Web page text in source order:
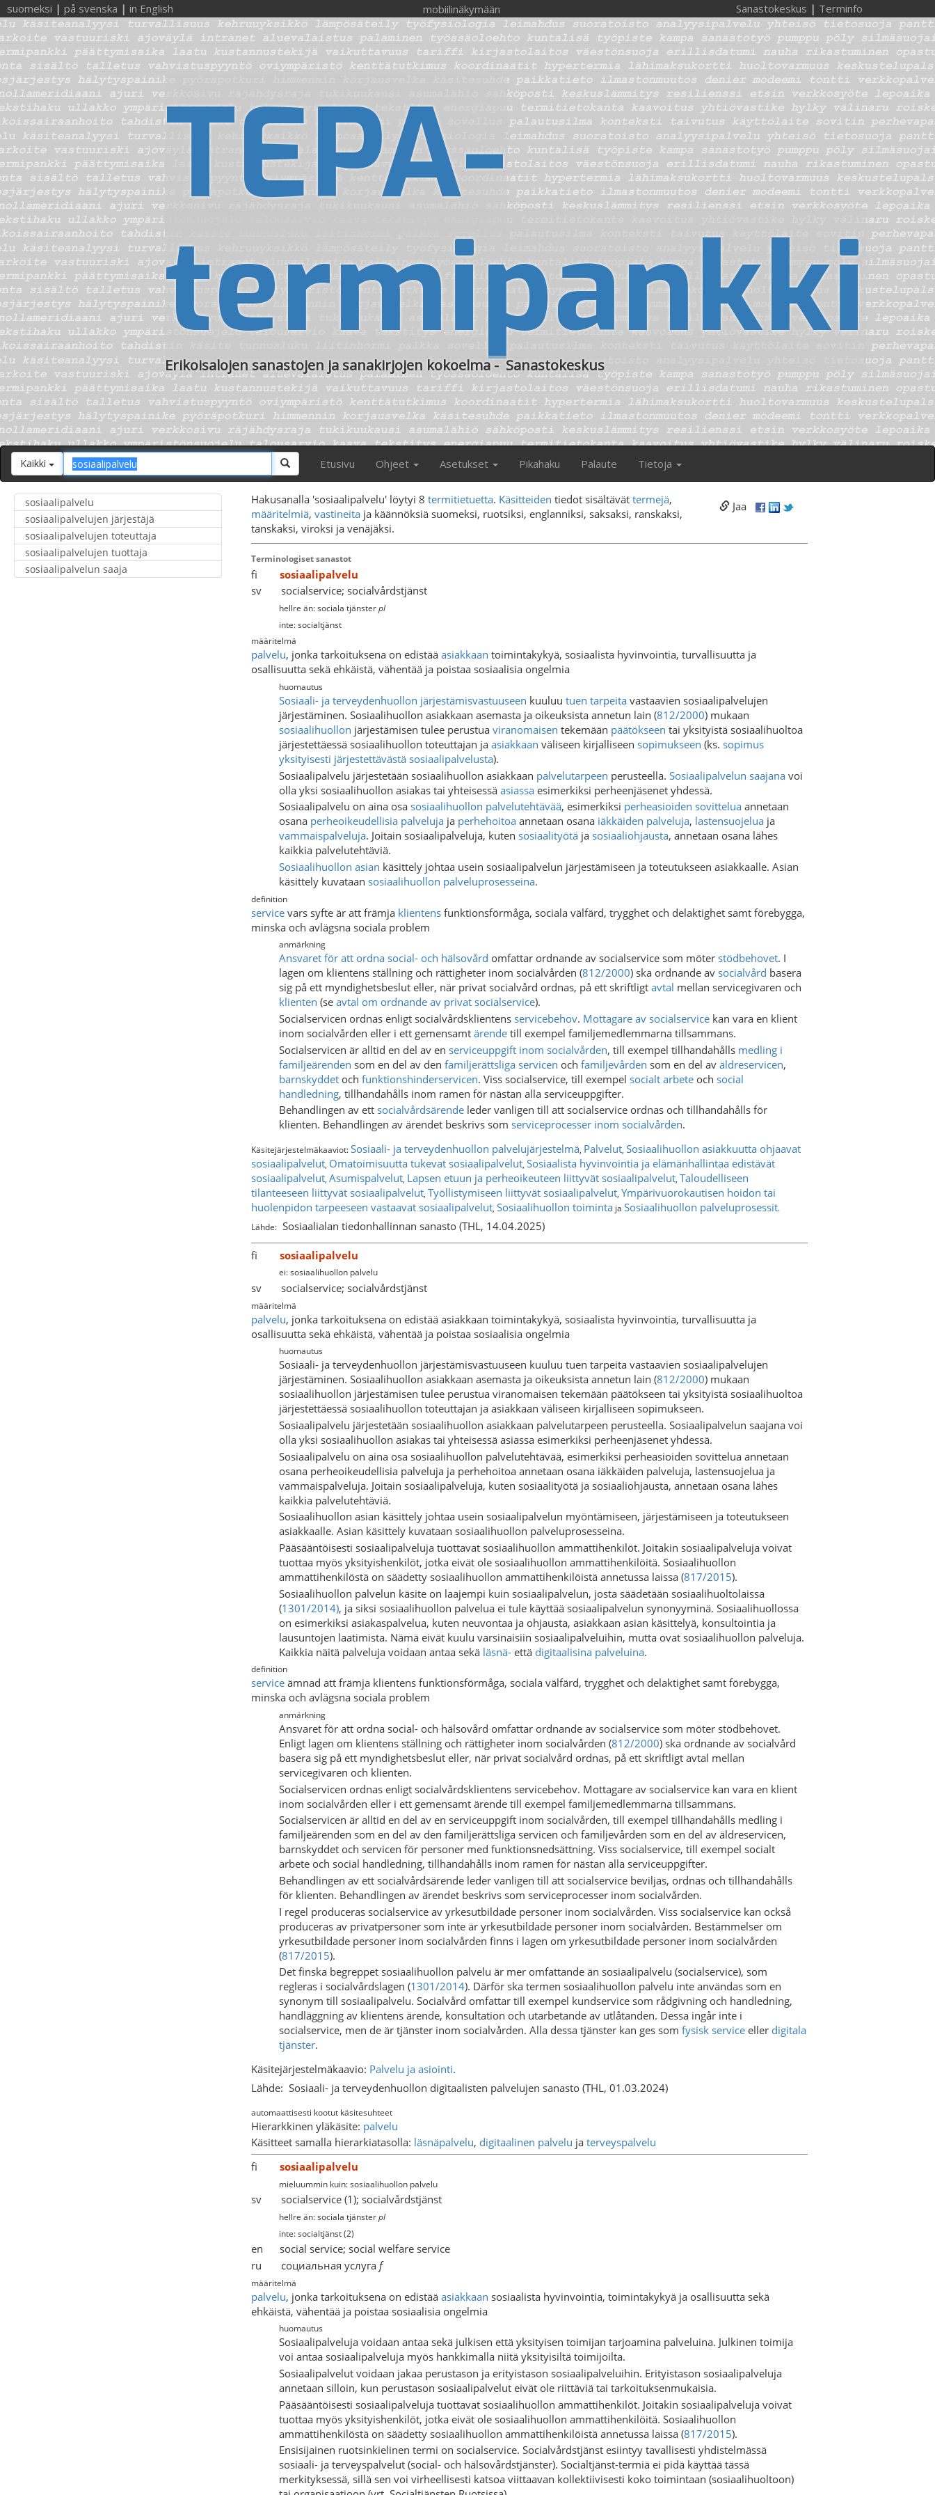
suomeksi | på svenska | in English mobiilinäkymään Sanastokeskus | Terminfo
TEPA-
termipankki
Erikoisalojen sanastojen ja sanakirjojen kokoelma-Sanastokeskus
Kaikki Hakusana Hae Etusivu Ohjeet Asetukset Pikahaku Palaute Tietoja